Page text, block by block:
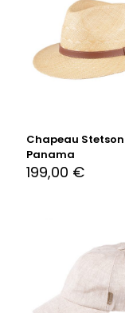
Chapeau Stetson
Panama
199,00 €